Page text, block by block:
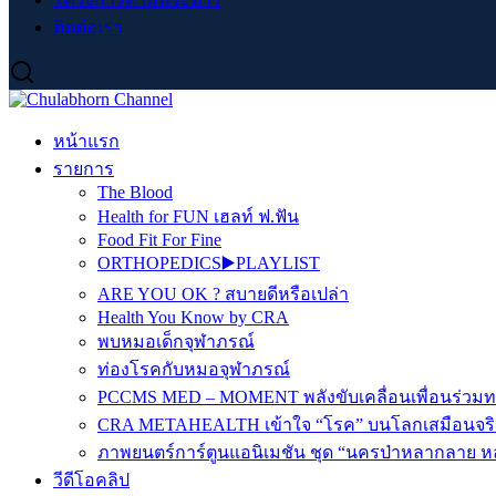
ติดต่อเรา
หน้าแรก
รายการ
The Blood
Health for FUN เฮลท์ ฟ.ฟัน
Food Fit For Fine
ORTHOPEDICS▶️PLAYLIST
ARE YOU OK ? สบายดีหรือเปล่า
Health You Know by CRA
พบหมอเด็กจุฬาภรณ์
ท่องโรคกับหมอจุฬาภรณ์
PCCMS MED – MOMENT พลังขับเคลื่อนเพื่อนร่วม
CRA METAHEALTH เข้าใจ “โรค” บนโลกเสมือนจริ
ภาพยนตร์การ์ตูนแอนิเมชัน ชุด “นครป่าหลากลาย ห
วีดีโอคลิป